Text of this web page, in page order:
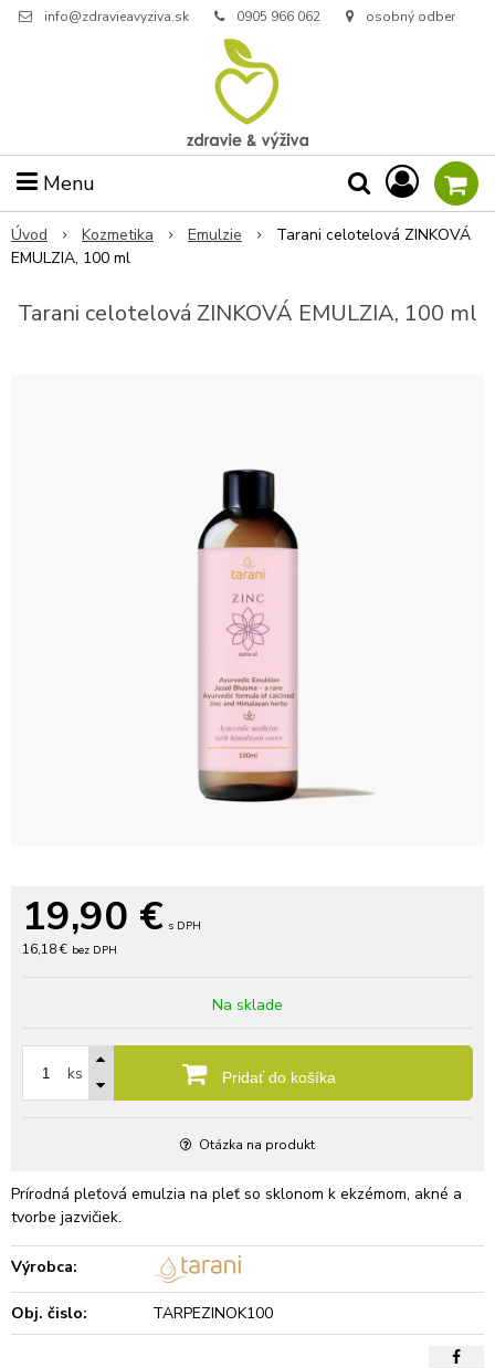
info@zdravieavyziva.sk 0905 966 062 osobný odber
Menu
Úvod Kozmetika Emulzie
Tarani celotelová ZINKOVÁ
EMULZIA, 100 ml
Tarani celotelová ZINKOVÁ EMULZIA, 100 ml
19,90 € s DPH
16,18 € bez DPH
Na sklade
ks Pridať do košíka
Otázka na produkt
Prírodná pleťová emulzia na pleť so sklonom k ekzémom, akné a
tvorbe jazvičiek.
Výrobca:
Obj. čislo: TARPEZINOK100